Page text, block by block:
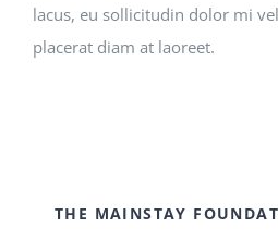
lacus, eu sollicitudin dolor mi
placerat diam at laoreet.
THE MAINSTAY